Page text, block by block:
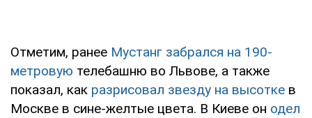
Отметим, ранее Мустанг забрался на 190-
метровую телебашню во Львове, а также
показал, как разрисовал звезду на высотке в
Москве в сине-желтые цвета. В Киеве он одел